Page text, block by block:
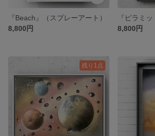
『Beach』（スプレーアート）
8,800円
8,800円
残り1点